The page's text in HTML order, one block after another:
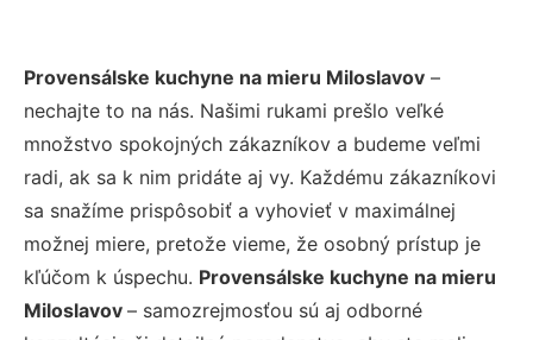
Provensálske kuchyne na mieru Miloslavov –
nechajte to na nás. Našimi rukami prešlo veľké
množstvo spokojných zákazníkov a budeme veľmi
radi, ak sa k nim pridáte aj vy. Každému zákazníkovi
sa snažíme prispôsobiť a vyhovieť v maximálnej
možnej miere, pretože vieme, že osobný prístup je
kľúčom k úspechu. Provensálske kuchyne na mieru
Miloslavov – samozrejmosťou sú aj odborné